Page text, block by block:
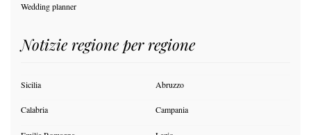
Wedding planner
Notizie regione per regione
Sicilia Abruzzo
Calabria Campania